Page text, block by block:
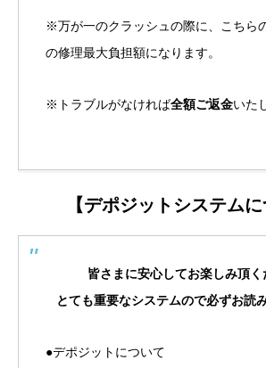
※万が一のクラッシュの際に、こちら
の修理最大負担額になります。
※トラブルがなければ全額ご返金いた
【デポジットシステムに
皆さまに安心してお楽しみ頂く
とても重要なシステムので必ずお読
●デポジットについて